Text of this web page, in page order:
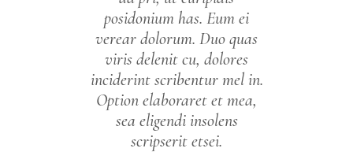
posidonium has. Eum ei
verear dolorum. Duo quas
viris delenit cu, dolores
inciderint scribentur mel in.
Option elaboraret et mea,
sea eligendi insolens
scripserit etsei.